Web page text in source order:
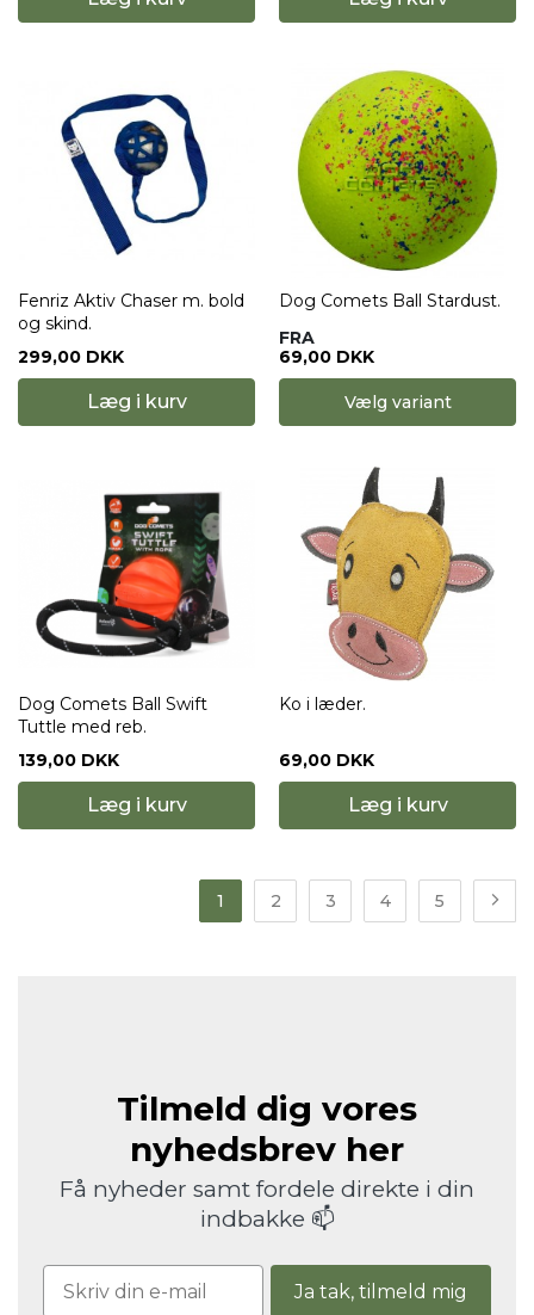
Fenriz Aktiv Chaser m. bold
og skind.
299,00 DKK
Læg i kurv
Dog Comets Ball Stardust.
FRA
69,00 DKK
Vælg variant
Dog Comets Ball Swift
Tuttle med reb.
139,00 DKK
Læg i kurv
Ko i læder.
69,00 DKK
Læg i kurv
1 2 3 4 5
Tilmeld dig vores
nyhedsbrev her
Få nyheder samt fordele direkte i din
indbakke 📫
Ja tak, tilmeld mig